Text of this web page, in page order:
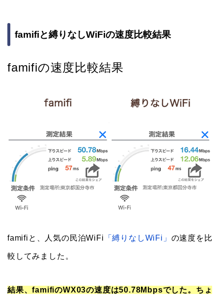
famifiと縛りなしWiFiの速度比較結果
famifiの速度比較結果
famifiと、人気の民泊WiFi 「縛りなしWiFi」 の速度を比
較してみました。
結果、famifiのWX03の速度は50.78Mbpsでした。ちょ